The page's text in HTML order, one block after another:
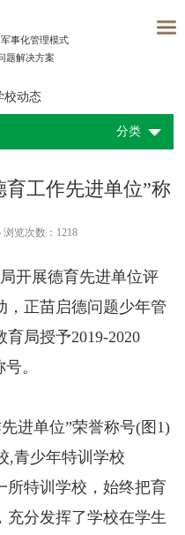
事化管理模式
题解决方案
校动态
分类
工作先进单位”称
览次数： 1218
开展德育先进单位评
，正苗启德问题少年管
局授予2019-2020
。
,青少年特训学校
所特训学校 ，始终把育
充分发挥了学校在学生